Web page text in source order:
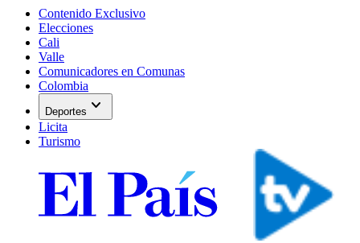
Contenido Exclusivo
Elecciones
Cali
Valle
Comunicadores en Comunas
Colombia
Deportes expand_more
Licita
Turismo